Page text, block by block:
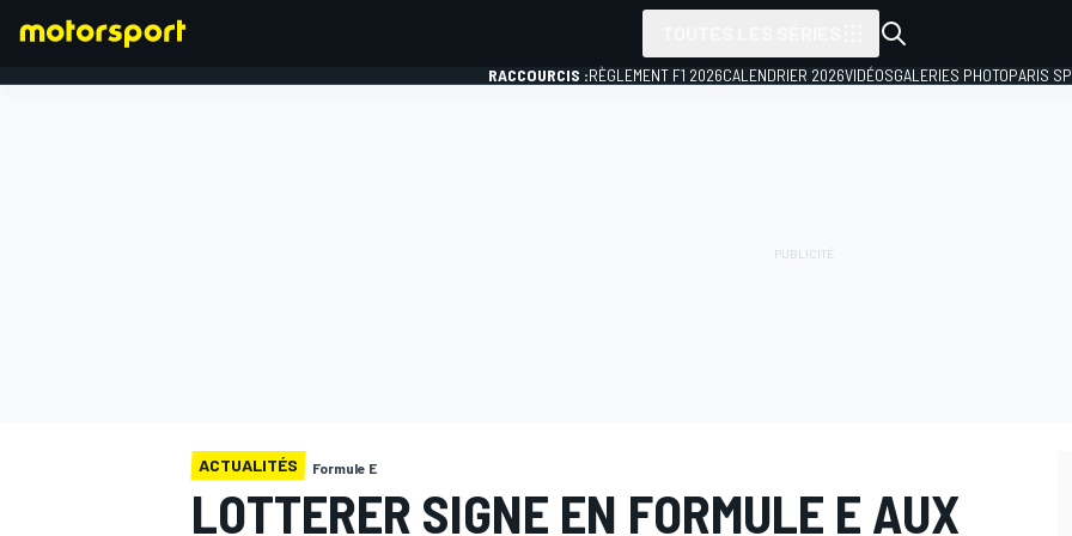
RACCOURCIS :RÈGLEMENT F1 2026CALENDRIER 2026VIDÉOSGALERIES PHOTOPARIS
ACTUALITÉS Formule E
LOTTERER SIGNE EN FORMULE E AUX